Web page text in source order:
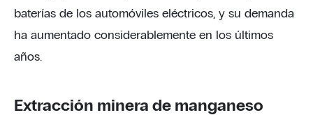
baterías de los automóviles eléctricos, y su demanda
ha aumentado considerablemente en los últimos
años.
Extracción minera de manganeso